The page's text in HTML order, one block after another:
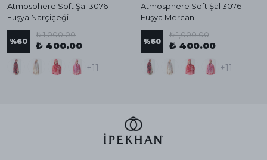
Atmosphere Soft Şal 3076 -
Fuşya Narçiçeği
%60
₺ 1,000.00
₺ 400.00
+11
Atmosphere Soft Şal 3076 -
Fuşya Mercan
%60
₺ 1,000.00
₺ 400.00
+11